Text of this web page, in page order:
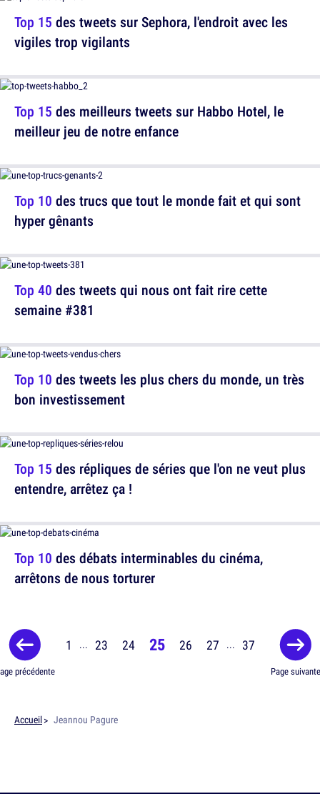
Top 15 des meilleurs tweets sur Habbo Hotel, le
meilleur jeu de notre enfance
Top 40 des tweets qui nous ont fait rire cette
semaine #381
Top 15 des répliques de séries que l'on ne veut plus
entendre, arrêtez ça !
Top 15 des tweets sur Sephora, l'endroit avec les
vigiles trop vigilants
Top 10 des trucs que tout le monde fait et qui sont
hyper gênants
Top 10 des tweets les plus chers du monde, un très
bon investissement
Top 10 des débats interminables du cinéma,
arrêtons de nous torturer
précédente
1 ... 23 24 25 26 27 ... 37
Page suivante
Accueil Jeannou Pagure